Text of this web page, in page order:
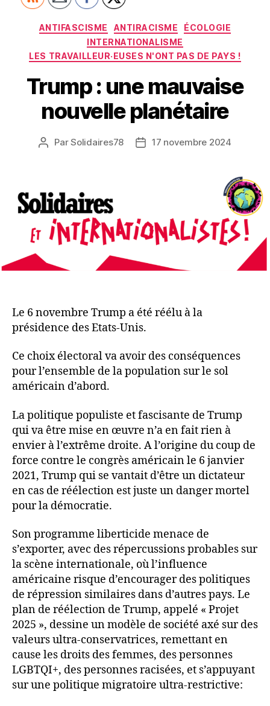
Catégories
ANTIFASCISME ANTIRACISME
ÉCOLOGIE
INTERNATIONALISME
LES TRAVAILLEUR·EUSES N'ONT PAS DE PAYS !
Trump : une mauvaise
nouvelle planétaire
Auteur
ParSolidaires78
Date17 novembre 2024
Le 6 novembre Trump a été réélu à la
présidence des Etats-Unis.
Ce choix électoral va avoir des conséquences
pour l’ensemble de la population sur le sol
américain d’abord.
La politique populiste et fascisante de Trump
qui va être mise en œuvre n’a en fait rien à
envier à l’extrême droite. A l’origine du coup de
force contre le congrès américain le 6 janvier
2021, Trump qui se vantait d’être un dictateur
en cas de réélection est juste un danger mortel
pour la démocratie.
Son programme liberticide menace de
s’exporter, avec des répercussions probables sur
la scène internationale, où l’influence
américaine risque d’encourager des politiques
de répression similaires dans d’autres pays. Le
plan de réélection de Trump, appelé « Projet
2025 », dessine un modèle de société axé sur des
valeurs ultra-conservatrices, remettant en
cause les droits des femmes, des personnes
LGBTQI+, des personnes racisées, et s’appuyant
sur une politique migratoire ultra-restrictive: